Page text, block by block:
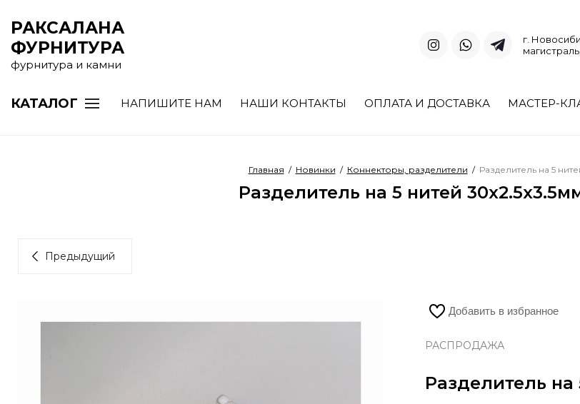
РАКСАЛАНА
ФУРНИТУРА
фурнитура и камни
г.
КАТАЛОГ НАПИШИТЕ НАМ НАШИ КОНТАКТЫ ОПЛАТА И ДОСТАВКА МАСТЕР-
Главная / Новинки / Коннекторы, разделители / Разделитель на 5
Разделитель на 5 нитей
Предыдущий
Добавить в избранное
РАСПРОДАЖА
Разделитель на